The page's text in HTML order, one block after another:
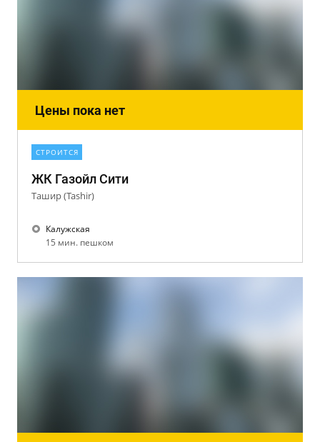
Цены пока нет
СТРОИТСЯ
ЖК Газойл Сити
Ташир (Tashir)
Калужская
15 мин. пешком